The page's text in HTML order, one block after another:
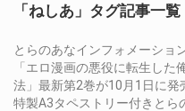
「ねしあ」タグ記事一覧
とらのあなインフォメーショ
「エロ漫画の悪役に転生し
法」最新第2巻が10月1日に発
特製A3タペストリー付きとら